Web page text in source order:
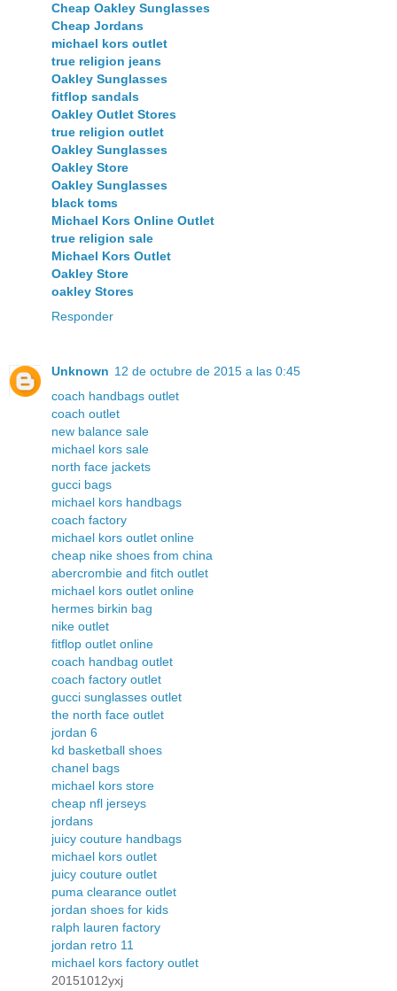
Cheap Oakley Sunglasses
Cheap Jordans
michael kors outlet
true religion jeans
Oakley Sunglasses
fitflop sandals
Oakley Outlet Stores
true religion outlet
Oakley Sunglasses
Oakley Store
Oakley Sunglasses
black toms
Michael Kors Online Outlet
true religion sale
Michael Kors Outlet
Oakley Store
oakley Stores
Responder
Unknown 12 de octubre de 2015 a las 0:45
coach handbags outlet
coach outlet
new balance sale
michael kors sale
north face jackets
gucci bags
michael kors handbags
coach factory
michael kors outlet online
cheap nike shoes from china
abercrombie and fitch outlet
michael kors outlet online
hermes birkin bag
nike outlet
fitflop outlet online
coach handbag outlet
coach factory outlet
gucci sunglasses outlet
the north face outlet
jordan 6
kd basketball shoes
chanel bags
michael kors store
cheap nfl jerseys
jordans
juicy couture handbags
michael kors outlet
juicy couture outlet
puma clearance outlet
jordan shoes for kids
ralph lauren factory
jordan retro 11
michael kors factory outlet
20151012yxj